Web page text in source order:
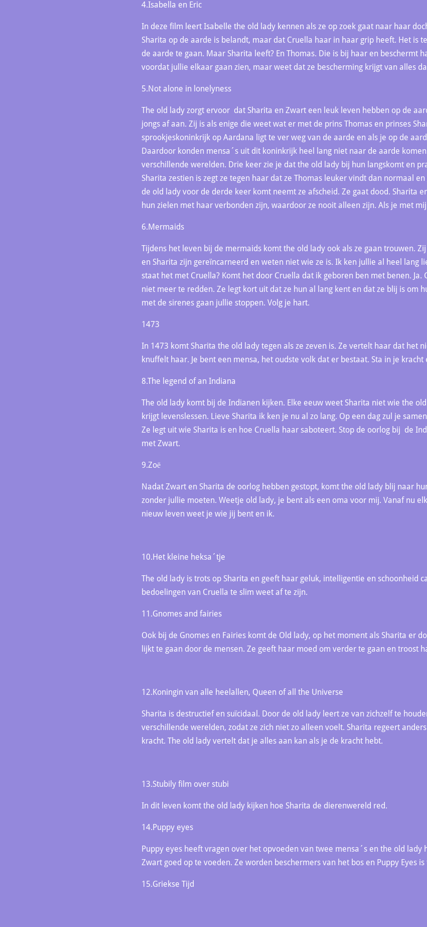
4.Isabella en Eric
In deze film leert Isabelle the old lady kennen als ze op zoek gaat naar haar
Sharita op de aarde is belandt, maar dat Cruella haar in haar grip heeft. Het is
de aarde te gaan. Maar Sharita leeft? En Thomas. Die is bij haar en beschermt
voordat jullie elkaar gaan zien, maar weet dat ze bescherming krijgt van alles
5.Not alone in lonelyness
The old lady zorgt ervoor dat Sharita en Zwart een leuk leven hebben op de
jongs af aan. Zij is als enige die weet wat er met de prins Thomas en prinses
sprookjeskoninkrijk op Aardana ligt te ver weg van de aarde en als je op de
Daardoor konden mensa´s uit dit koninkrijk heel lang niet naar de aarde
verschillende werelden. Drie keer zie je dat the old lady bij hun langskomt en
Sharita zestien is zegt ze tegen haar dat ze Thomas leuker vindt dan normaal
de old lady voor de derde keer komt neemt ze afscheid. Ze gaat dood. Sharita
hun zielen met haar verbonden zijn, waardoor ze nooit alleen zijn. Als je met
6.Mermaids
Tijdens het leven bij de mermaids komt the old lady ook als ze gaan trouwen.
en Sharita zijn gereïncarneerd en weten niet wie ze is. Ik ken jullie al heel lang
staat het met Cruella? Komt het door Cruella dat ik geboren ben met benen. Ja.
niet meer te redden. Ze legt kort uit dat ze hun al lang kent en dat ze blij is om
met de sirenes gaan jullie stoppen. Volg je hart.
1473
In 1473 komt Sharita the old lady tegen als ze zeven is. Ze vertelt haar dat het
knuffelt haar. Je bent een mensa, het oudste volk dat er bestaat. Sta in je kracht
8.The legend of an Indiana
The old lady komt bij de Indianen kijken. Elke eeuw weet Sharita niet wie the
krijgt levenslessen. Lieve Sharita ik ken je nu al zo lang. Op een dag zul je
Ze legt uit wie Sharita is en hoe Cruella haar saboteert. Stop de oorlog bij de
met Zwart.
9.Zoё
Nadat Zwart en Sharita de oorlog hebben gestopt, komt the old lady blij naar
zonder jullie moeten. Weetje old lady, je bent als een oma voor mij. Vanaf nu
nieuw leven weet je wie jij bent en ik.
10.Het kleine heksa´tje
The old lady is trots op Sharita en geeft haar geluk, intelligentie en schoonheid
bedoelingen van Cruella te slim weet af te zijn.
11.Gnomes and fairies
Ook bij de Gnomes en Fairies komt de Old lady, op het moment als Sharita er
lijkt te gaan door de mensen. Ze geeft haar moed om verder te gaan en troost
12.Koningin van alle heelallen, Queen of all the Universe
Sharita is destructief en suïcidaal. Door de old lady leert ze van zichzelf te
verschillende werelden, zodat ze zich niet zo alleen voelt. Sharita regeert
kracht. The old lady vertelt dat je alles aan kan als je de kracht hebt.
13.Stubily film over stubi
In dit leven komt the old lady kijken hoe Sharita de dierenwereld red.
14.Puppy eyes
Puppy eyes heeft vragen over het opvoeden van twee mensa´s en the old lady
Zwart goed op te voeden. Ze worden beschermers van het bos en Puppy Eyes
15.Griekse Tijd